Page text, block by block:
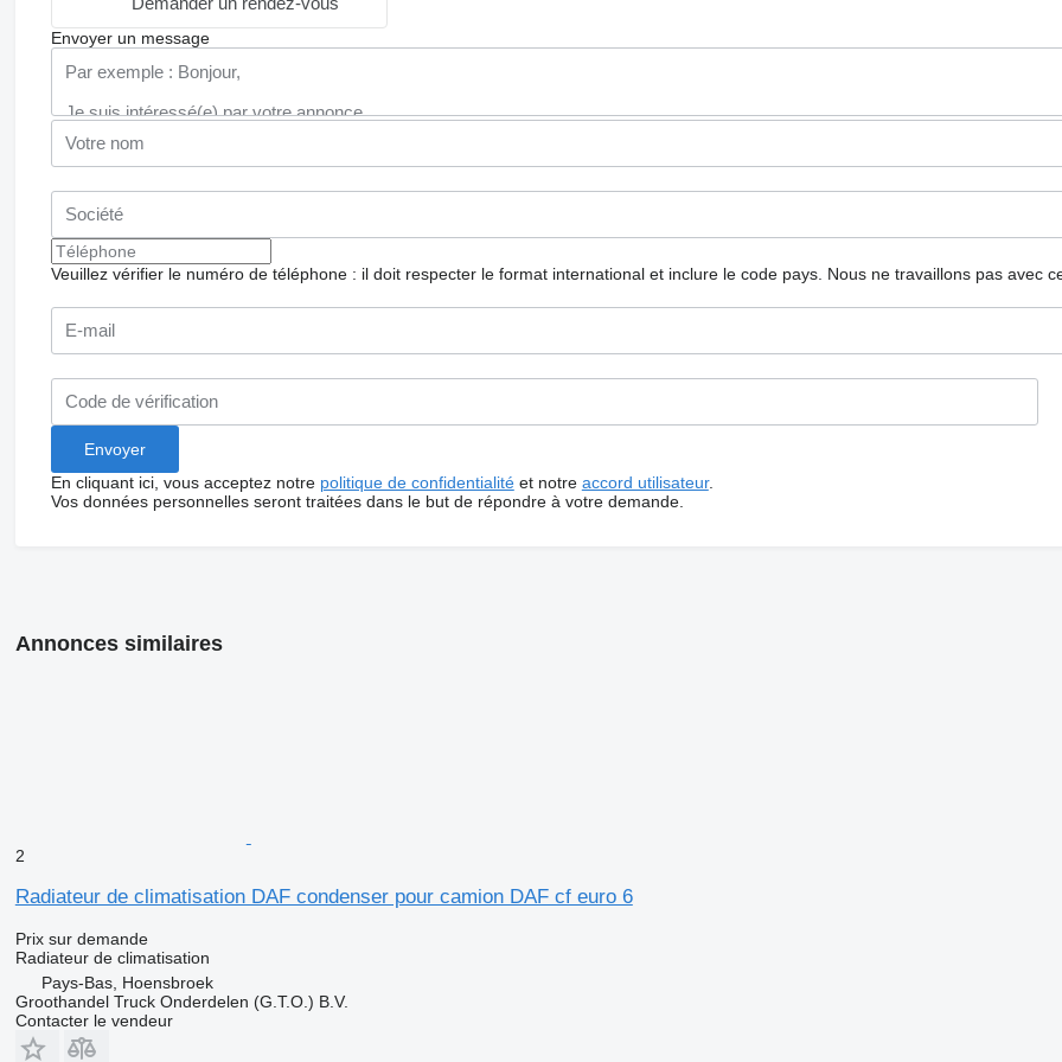
Envoyer un message
Veuillez vérifier le numéro de téléphone : il doit respecter le format international et inclure le code pays. Nous ne travaillons pas avec
En cliquant ici, vous acceptez notre politique de confidentialitéet notre accord utilisateur.
Vos données personnelles seront traitées dans le but de répondre à votre demande.
Annonces similaires
2
Radiateur de climatisation DAF condenser pour camion DAF cf euro 6
Prix sur demande
Radiateur de climatisation
Pays-Bas, Hoensbroek
Groothandel Truck Onderdelen (G.T.O.) B.V.
Contacter le vendeur